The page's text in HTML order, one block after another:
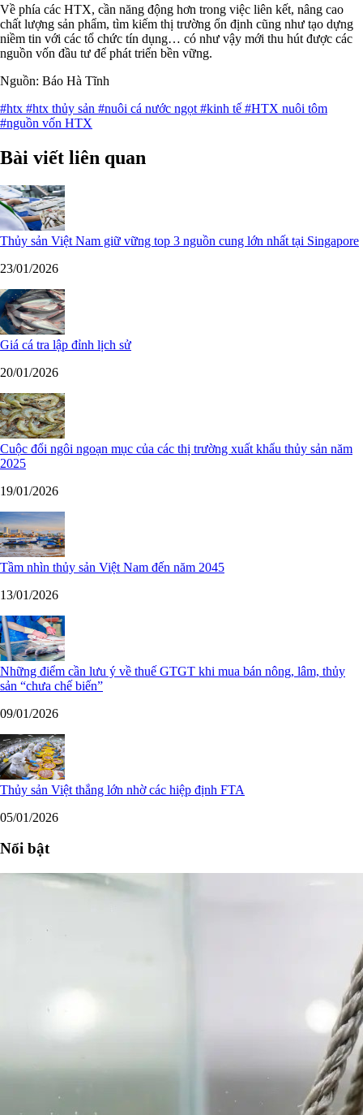
Về phía các HTX, cần năng động hơn trong việc liên kết, nâng cao
chất lượng sản phẩm, tìm kiếm thị trường ổn định cũng như tạo dựng
niềm tin với các tổ chức tín dụng… có như vậy mới thu hút được các
nguồn vốn đầu tư để phát triển bền vững.
Nguồn: Báo Hà Tĩnh
#htx #htx thủy sản #nuôi cá nước ngọt #kinh tế #HTX nuôi tôm
#nguồn vốn HTX
Bài viết liên quan
Thủy sản Việt Nam giữ vững top 3 nguồn cung lớn nhất tại Singapore
23/01/2026
Giá cá tra lập đỉnh lịch sử
20/01/2026
Cuộc đổi ngôi ngoạn mục của các thị trường xuất khẩu thủy sản năm
2025
19/01/2026
Tầm nhìn thủy sản Việt Nam đến năm 2045
13/01/2026
Những điểm cần lưu ý về thuế GTGT khi mua bán nông, lâm, thủy
sản “chưa chế biến”
09/01/2026
Thủy sản Việt thắng lớn nhờ các hiệp định FTA
05/01/2026
Nổi bật